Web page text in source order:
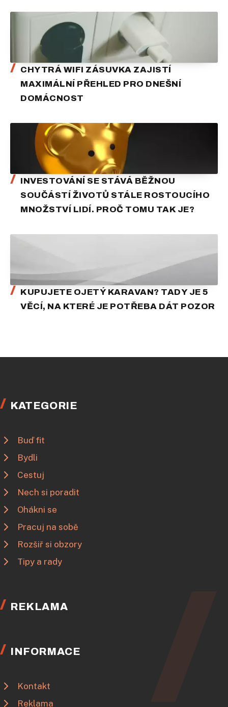
CHYTRÁ WIFI ZÁSUVKA ZAJISTÍ
MAXIMÁLNÍ PŘEHLED PRO DNEŠNÍ
DOMÁCNOST
INVESTOVÁNÍ SE STÁVÁ BĚŽNOU
SOUČÁSTÍ ŽIVOTŮ STÁLE ROSTOUCÍHO
MNOŽSTVÍ LIDÍ. PROČ TOMU TAK JE?
KUPUJETE OJETÝ KARAVAN? TADY JE 5
VĚCÍ, NA KTERÉ JE POTŘEBA DÁT POZOR
KATEGORIE
Buď fit
Bydli
Cestuj
Nech si poradit
Ohákni se
Pracuj na sobě
Rozšiř si obzory
Tipy a rady
REKLAMA
INFORMACE
Kontakt
Reklama